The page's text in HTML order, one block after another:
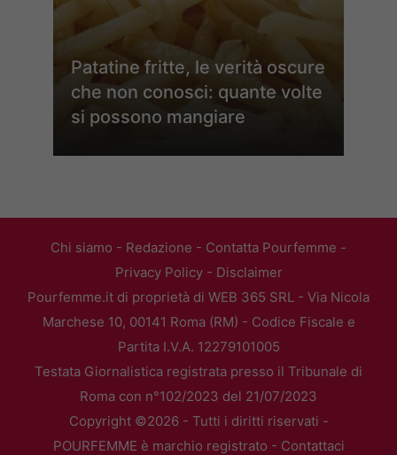
Patatine fritte, le verità oscure
che non conosci: quante volte
si possono mangiare
Chi siamo - Redazione - Contatta Pourfemme -
Privacy Policy- Disclaimer
Pourfemme.it di proprietà di WEB 365 SRL - Via Nicola
Marchese 10, 00141 Roma (RM) - Codice Fiscale e
Partita I.V.A. 12279101005
Testata Giornalistica registrata presso il Tribunale di
Roma con n°102/2023 del 21/07/2023
Copyright ©2026 - Tutti i diritti riservati -
POURFEMME è marchio registrato - Contattaci